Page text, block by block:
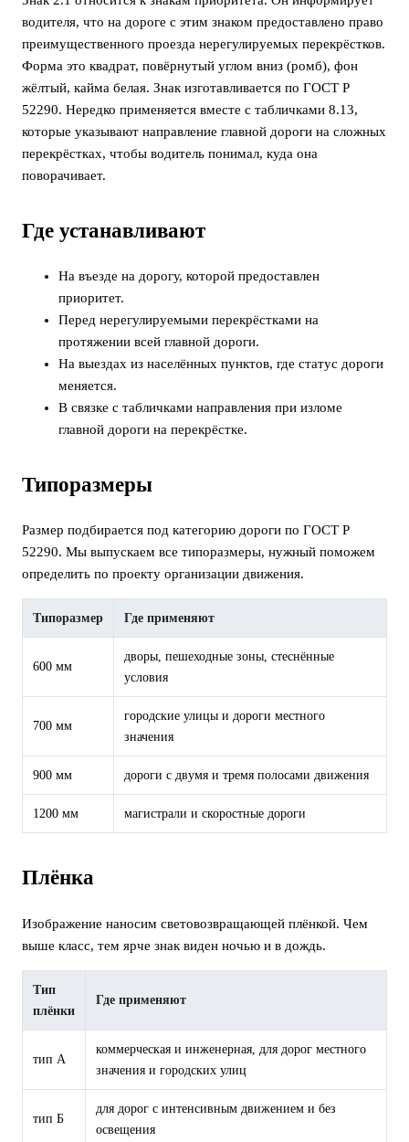
водителя, что на дороге с этим знаком предоставлено право
преимущественного проезда нерегулируемых перекрёстков.
Форма это квадрат, повёрнутый углом вниз (ромб), фон
жёлтый, кайма белая. Знак изготавливается по ГОСТ Р
52290. Нередко применяется вместе с табличками 8.13,
которые указывают направление главной дороги на сложных
перекрёстках, чтобы водитель понимал, куда она
поворачивает.
Где устанавливают
На въезде на дорогу, которой предоставлен
приоритет.
Перед нерегулируемыми перекрёстками на
протяжении всей главной дороги.
На выездах из населённых пунктов, где статус дороги
меняется.
В связке с табличками направления при изломе
главной дороги на перекрёстке.
Типоразмеры
Размер подбирается под категорию дороги по ГОСТ Р
52290. Мы выпускаем все типоразмеры, нужный поможем
определить по проекту организации движения.
Типоразмер Где применяют
600 мм
дворы, пешеходные зоны, стеснённые
условия
700 мм
городские улицы и дороги местного
значения
900 мм дороги с двумя и тремя полосами движения
1200 мм магистрали и скоростные дороги
Плёнка
Изображение наносим световозвращающей плёнкой. Чем
выше класс, тем ярче знак виден ночью и в дождь.
Тип
плёнки
Где применяют
тип А
коммерческая и инженерная, для дорог местного
значения и городских улиц
тип Б
для дорог с интенсивным движением и без
освещения